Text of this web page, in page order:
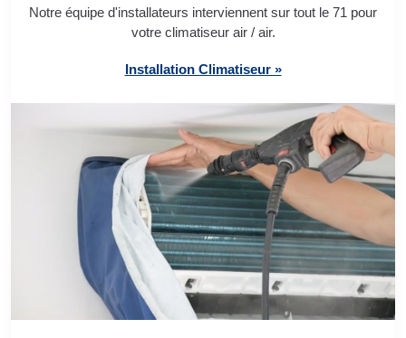
Notre équipe d'installateurs interviennent sur tout le 71 pour
votre climatiseur air / air.
Installation Climatiseur »